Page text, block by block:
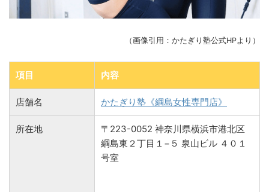
（画像引用：かたぎり塾公式HPより）
項目 内容
店舗名 かたぎり塾《綱島女性専門店》
所在地
〒223-0052 神奈川県横浜市港北区
綱島東２丁目１−５ 泉山ビル ４０１
号室